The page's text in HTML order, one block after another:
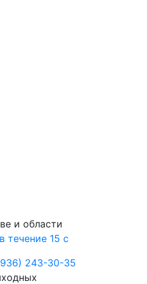
и области
течение 15 с
243-30-35